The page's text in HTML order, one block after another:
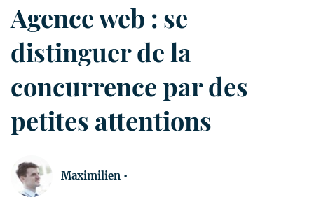
Agence web : se
distinguer de la
concurrence par des
petites attentions